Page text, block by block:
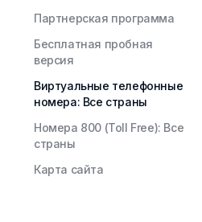
Партнерская программа
Бесплатная пробная
версия
Виртуальные телефонные
номера: Все страны
Номера 800 (Toll Free): Все
страны
Карта сайта